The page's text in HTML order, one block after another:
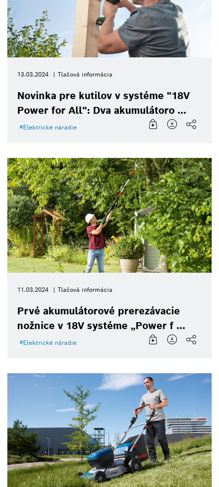
13.03.2024 Tlačová informácia
Novinka pre kutilov v systéme "18V
Power for All": Dva akumulátoro ...
Elektrické náradie
11.03.2024 Tlačová informácia
Prvé akumulátorové prerezávacie
nožnice v 18V systéme „Power f ...
Elektrické náradie